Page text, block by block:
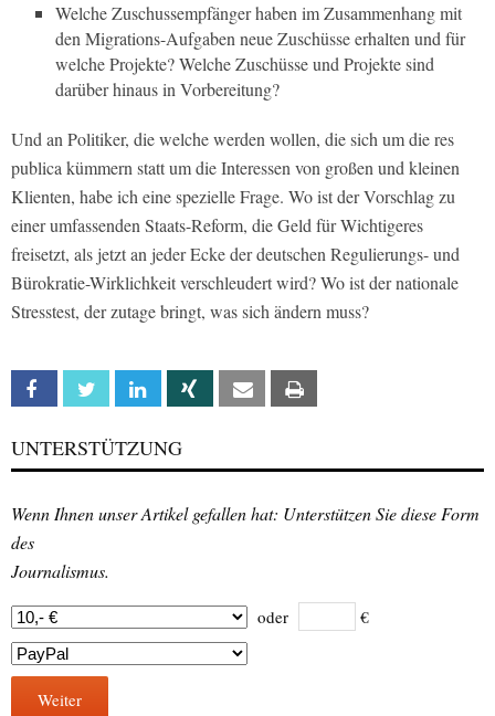
Welche Zuschussempfänger haben im Zusammenhang mit
den Migrations-Aufgaben neue Zuschüsse erhalten und für
welche Projekte? Welche Zuschüsse und Projekte sind
darüber hinaus in Vorbereitung?
Und an Politiker, die welche werden wollen, die sich um die res
publica kümmern statt um die Interessen von großen und kleinen
Klienten, habe ich eine spezielle Frage. Wo ist der Vorschlag zu
einer umfassenden Staats-Reform, die Geld für Wichtigeres
freisetzt, als jetzt an jeder Ecke der deutschen Regulierungs- und
Bürokratie-Wirklichkeit verschleudert wird? Wo ist der nationale
Stresstest, der zutage bringt, was sich ändern muss?
Facebook Twitter Linkedin Xing Email
UNTERSTÜTZUNG
Wenn Ihnen unser Artikel gefallen hat: Unterstützen Sie diese Form
des
Journalismus.
oder €
Weiter